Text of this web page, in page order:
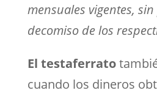
mensuales vigentes,
decomiso de los
El testaferrato
cuando los dineros